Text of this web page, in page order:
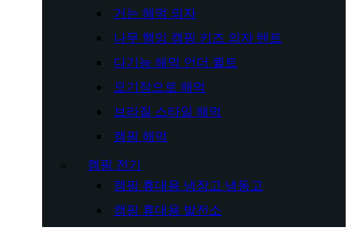
거는 해먹 의자
나무 행잉 캠핑 키즈 의자 텐트
다기능 해먹 언더 퀼트
모기장으로 해먹
브라질 스타일 해먹
캠핑 해먹
캠핑 전기
캠핑 휴대용 냉장고 냉동고
캠핑 휴대용 발전소